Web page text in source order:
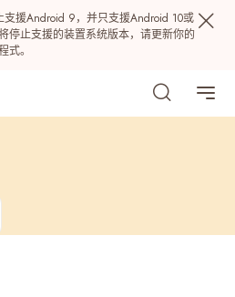
援Android 9，并只支援Android 10或
停止支援的装置系统版本，请更新你的
。